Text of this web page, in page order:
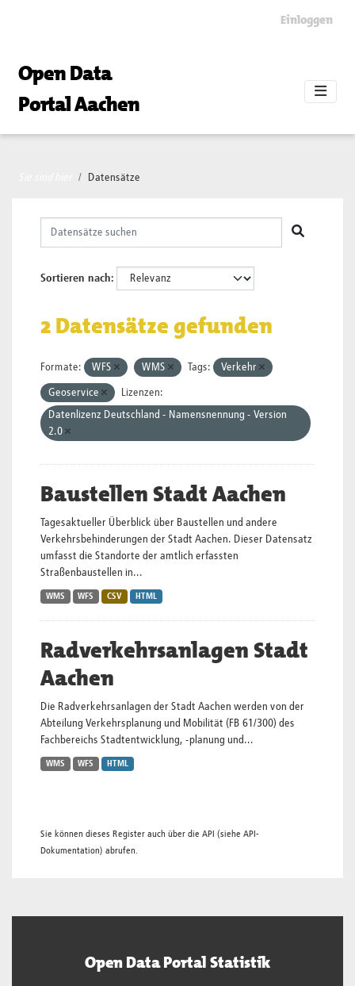
Einloggen
Open Data
Portal Aachen
Datensätze
Sortieren nach
2 Datensätze gefunden
Formate: WFS WMS Tags: Verkehr
Geoservice
Lizenzen:
Datenlizenz Deutschland - Namensnennung - Version
2.0
Baustellen Stadt Aachen
Tagesaktueller Überblick über Baustellen und andere
Verkehrsbehinderungen der Stadt Aachen. Dieser Datensatz
umfasst die Standorte der amtlich erfassten
Straßenbaustellen in...
WMS WFS CSV HTML
Radverkehrsanlagen Stadt
Aachen
Die Radverkehrsanlagen der Stadt Aachen werden von der
Abteilung Verkehrsplanung und Mobilität (FB 61/300) des
Fachbereichs Stadtentwicklung, -planung und...
WMS WFS HTML
Sie können dieses Register auch über die API (siehe API-
Dokumentation) abrufen.
Open Data Portal Statistik